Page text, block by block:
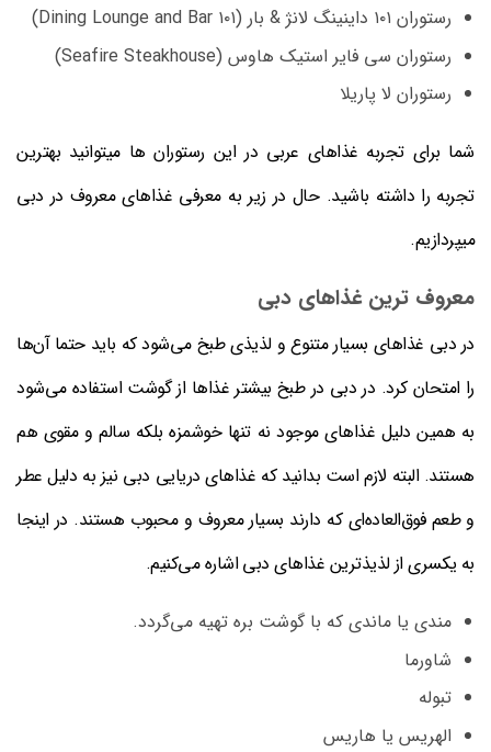
رستوران ۱۰۱ داینینگ لانژ & بار (۱۰۱ Dining Lounge and Bar)
رستوران سی فایر استیک هاوس (Seafire Steakhouse)
رستوران لا پاریلا
شما برای تجربه غذاهای عربی در این رستوران ها میتوانید بهترین
تجربه را داشته باشید. حال در زیر به معرفی غذاهای معروف در دبی
میپردازیم.
معروف ترین غذاهای دبی
در دبی غذاهای بسیار متنوع و لذیذی طبخ می‌شود که باید حتما آن‌ها
را امتحان کرد. در دبی در طبخ بیشتر غذاها از گوشت استفاده می‌شود
به همین دلیل غذاهای موجود نه تنها خوشمزه بلکه سالم و مقوی هم
هستند. البته لازم است بدانید که غذاهای دریایی دبی نیز به دلیل عطر
و طعم فوق‌العاده‌ای که دارند بسیار معروف و محبوب هستند. در اینجا
به یکسری از لذیذترین غذاهای دبی اشاره می‌کنیم.
مندی یا ماندی که با گوشت بره تهیه می‌گردد.
شاورما
تبوله
الهریس یا هاریس